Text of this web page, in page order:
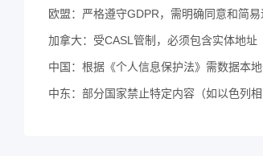
欧盟：严格遵守GDPR，需明确同意和简
加拿大：受CASL管制，必须包含实体地址
中国：根据《个人信息保护法》需数据本
中东：部分国家禁止特定内容（如以色列相